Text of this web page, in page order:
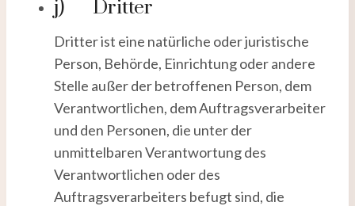
j) Dritter
Dritter ist eine natürliche oder juristische
Person, Behörde, Einrichtung oder andere
Stelle außer der betroffenen Person, dem
Verantwortlichen, dem Auftragsverarbeiter
und den Personen, die unter der
unmittelbaren Verantwortung des
Verantwortlichen oder des
Auftragsverarbeiters befugt sind, die